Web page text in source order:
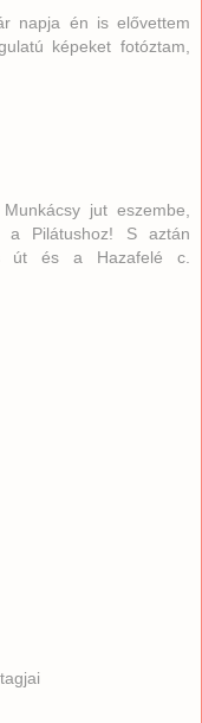
napja én is elővettem
képeket fotóztam,
jut eszembe,
a Pilátushoz! S aztán
út és a Hazafelé c.